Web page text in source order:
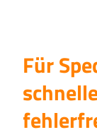
Für